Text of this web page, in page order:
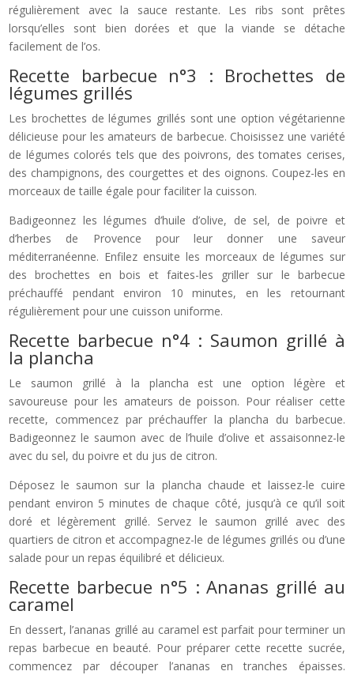
régulièrement avec la sauce restante. Les ribs sont prêtes
lorsqu’elles sont bien dorées et que la viande se détache
facilement de l’os.
Recette barbecue n°3 : Brochettes de
légumes grillés
Les brochettes de légumes grillés sont une option végétarienne
délicieuse pour les amateurs de barbecue. Choisissez une variété
de légumes colorés tels que des poivrons, des tomates cerises,
des champignons, des courgettes et des oignons. Coupez-les en
morceaux de taille égale pour faciliter la cuisson.
Badigeonnez les légumes d’huile d’olive, de sel, de poivre et
d’herbes de Provence pour leur donner une saveur
méditerranéenne. Enfilez ensuite les morceaux de légumes sur
des brochettes en bois et faites-les griller sur le barbecue
préchauffé pendant environ 10 minutes, en les retournant
régulièrement pour une cuisson uniforme.
Recette barbecue n°4 : Saumon grillé à
la plancha
Le saumon grillé à la plancha est une option légère et
savoureuse pour les amateurs de poisson. Pour réaliser cette
recette, commencez par préchauffer la plancha du barbecue.
Badigeonnez le saumon avec de l’huile d’olive et assaisonnez-le
avec du sel, du poivre et du jus de citron.
Déposez le saumon sur la plancha chaude et laissez-le cuire
pendant environ 5 minutes de chaque côté, jusqu’à ce qu’il soit
doré et légèrement grillé. Servez le saumon grillé avec des
quartiers de citron et accompagnez-le de légumes grillés ou d’une
salade pour un repas équilibré et délicieux.
Recette barbecue n°5 : Ananas grillé au
caramel
En dessert, l’ananas grillé au caramel est parfait pour terminer un
repas barbecue en beauté. Pour préparer cette recette sucrée,
commencez par découper l’ananas en tranches épaisses.